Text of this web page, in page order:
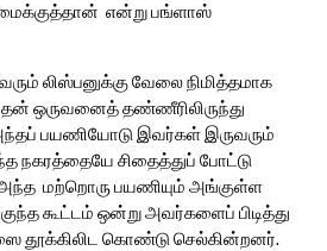
என்று பங்ளாஸ்
லிஸ்பனுக்கு வேலை நிமித்தமாக
ஒருவனைத் தண்ணீரிலிருந்து
அந்தப் பயணியோடு இவர்கள் இருவரும்
நகரத்தையே சிதைத்துப் போட்டு
அந்த மற்றொரு பயணியும் அங்குள்ள
கூட்டம் ஒன்று அவர்களைப் பிடித்து
தூக்கிலிட கொண்டு செல்கின்றனர்.